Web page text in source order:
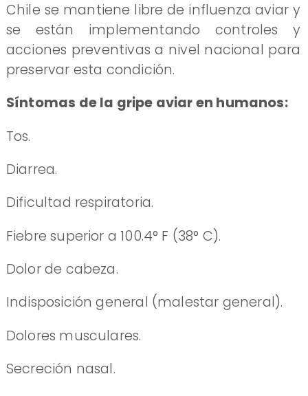
Chile se mantiene libre de influenza aviar y
se están implementando controles y
acciones preventivas a nivel nacional para
preservar esta condición.
Síntomas de la gripe aviar en humanos:
​Tos.
Diarrea.
Dificultad respiratoria.
Fiebre superior a 100.4° F (38° C).
Dolor de cabeza.
Indisposición general (malestar general).
Dolores musculares.
Secreción nasal.